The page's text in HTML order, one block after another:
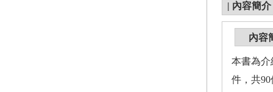
| 內容簡介
內容
本書為介
件，共